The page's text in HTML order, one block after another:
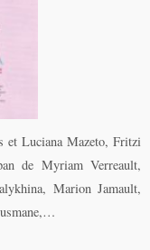
et Luciana Mazeto, Fritzi
de Myriam Verreault,
Marion Jamault,